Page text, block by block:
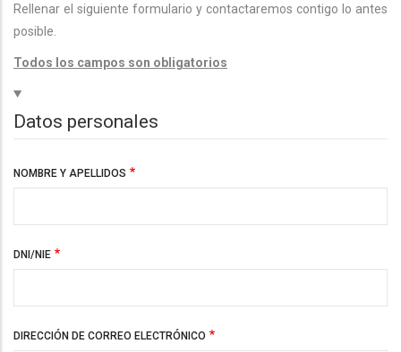
Rellenar el siguiente formulario y contactaremos contigo lo antes
posible.
Todos los campos son obligatorios
Hide
Datos personales
NOMBRE Y APELLIDOS
DNI/NIE
DIRECCIÓN DE CORREO ELECTRÓNICO